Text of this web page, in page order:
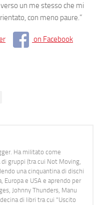
un me stesso che mi
con meno paure.”
on Facebook
Ha militato come
gruppi (tra cui Not Moving,
una cinquantina di dischi
e USA e aprendo per
Johnny Thunders, Manu
di libri tra cui "Uscito